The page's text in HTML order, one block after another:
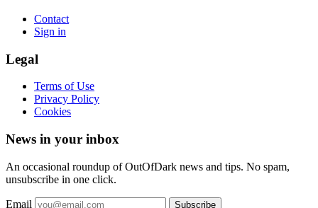
Contact
Sign in
Legal
Terms of Use
Privacy Policy
Cookies
News in your inbox
An occasional roundup of OutOfDark news and tips. No spam,
unsubscribe in one click.
Email Subscribe